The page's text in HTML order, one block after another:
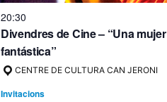
20:30
Divendres de Cine – “Una mujer
fantástica”
CENTRE DE CULTURA CAN JERONI
Invitacions